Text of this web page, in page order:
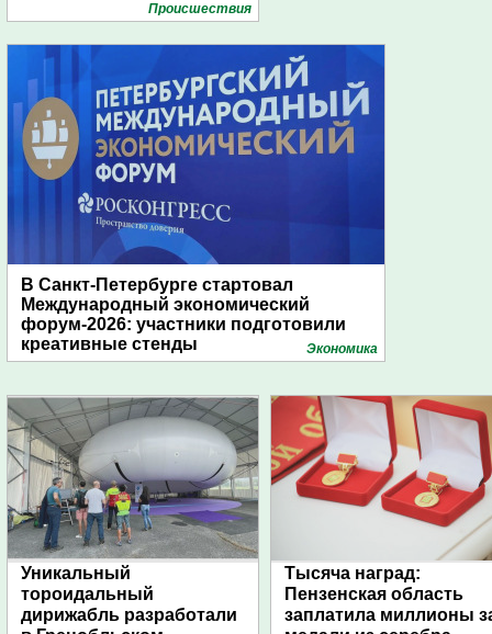
Проиcшествия
В Санкт-Петербурге стартовал
Международный экономический
форум-2026: участники подготовили
креативные стенды
Экономика
Уникальный
тороидальный
дирижабль разработали
Тысяча наград:
Пензенская область
заплатила миллионы